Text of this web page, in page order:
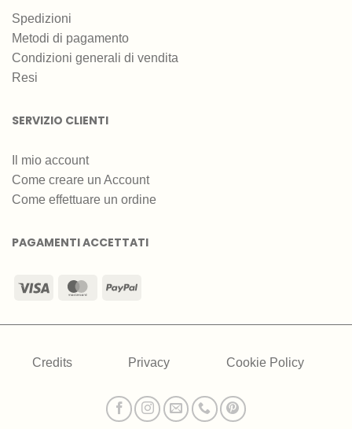
Spedizioni
Metodi di pagamento
Condizioni generali di vendita
Resi
SERVIZIO CLIENTI
Il mio account
Come creare un Account
Come effettuare un ordine
PAGAMENTI ACCETTATI
Visa MasterCardPayPal
Credits Privacy Cookie Policy